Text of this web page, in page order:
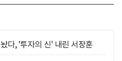
다, '투자의 신' 내린 서장훈